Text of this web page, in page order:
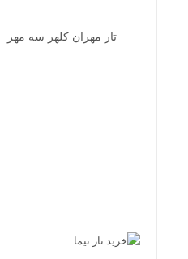
تار مهران کلهر سه مهر